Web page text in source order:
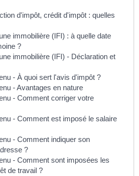
d'impôt, crédit d'impôt : quelles
immobilière (IFI) : à quelle date
?
immobilière (IFI) - Déclaration et
- À quoi sert l'avis d'impôt ?
- Avantages en nature
- Comment corriger votre
- Comment est imposé le salaire
- Comment indiquer son
?
- Comment sont imposées les
de travail ?